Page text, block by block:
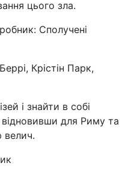
цього зла.
Сполучені
Крістін Парк,
і знайти в собі
для Риму та
велич.